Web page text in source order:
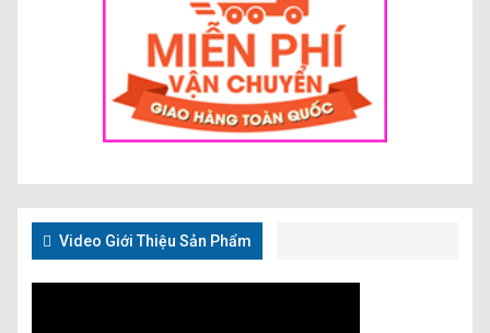
Video Giới Thiệu Sản Phẩm